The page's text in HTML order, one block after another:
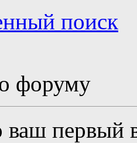
поиск
форуму
ваш первый